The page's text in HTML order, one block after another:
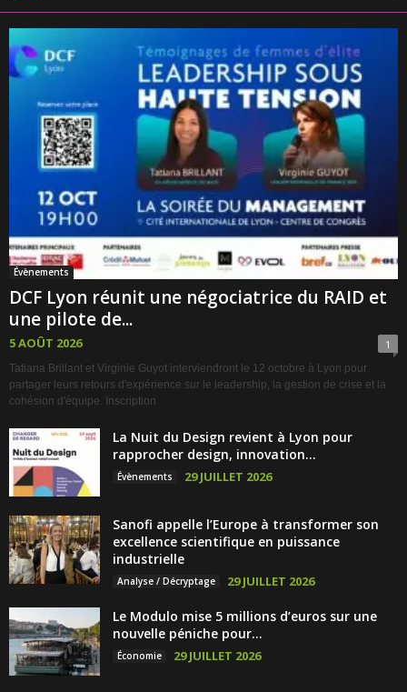
Évènements
DCF Lyon réunit une négociatrice du RAID et
une pilote de...
5 AOÛT 2026 1
Tatiana Brillant et Virginie Guyot interviendront le 12 octobre à Lyon pour
partager leurs retours d'expérience sur le leadership, la gestion de crise et la
cohésion d'équipe. Inscription
La Nuit du Design revient à Lyon pour
rapprocher design, innovation...
Évènements 29 JUILLET 2026
Sanofi appelle l’Europe à transformer son
excellence scientifique en puissance
industrielle
Analyse / Décryptage 29 JUILLET 2026
Le Modulo mise 5 millions d’euros sur une
nouvelle péniche pour...
Économie 29 JUILLET 2026